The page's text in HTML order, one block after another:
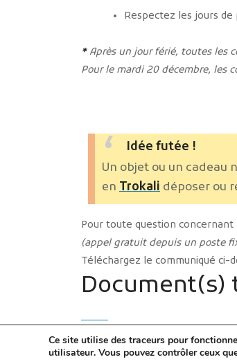
Respectez les jours
* Après un jour férié, toutes les
Pour le mardi 20 décembre, les
Idée futée !
Un objet ou un cadeau
en Trokali déposer ou
Pour toute question
(appel gratuit depuis un poste
Téléchargez le communiqué ci-
Document(s)
Nom du fichier
Ce site utilise des traceurs pour
utilisateur. Vous pouvez contrôler ceux